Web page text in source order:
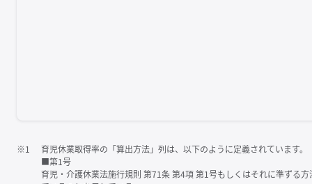
※1
育児休業取得率の「算出方法」列は、以下のように定義されています。
■第1号
育児・介護休業法施行規則 第71条 第4項 第1号もしくはそれに準ずる